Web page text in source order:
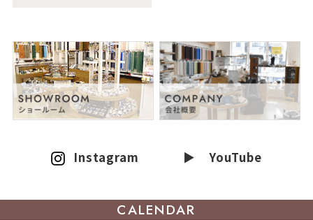
Instagram ▶ YouTube
CALENDAR